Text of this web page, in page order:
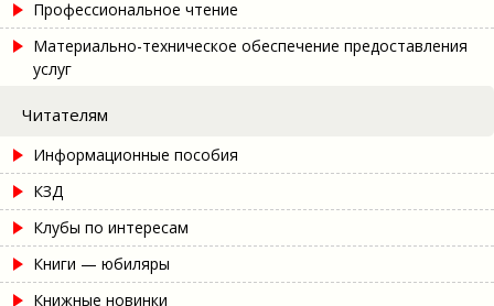
Профессиональное чтение
Материально-техническое обеспечение предоставления
услуг
Читателям
Информационные пособия
КЗД
Клубы по интересам
Книги — юбиляры
Книжные новинки